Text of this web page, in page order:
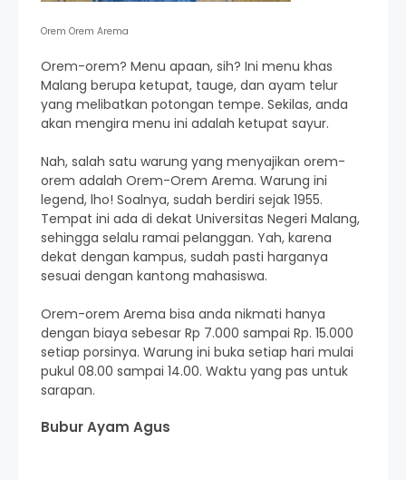
Orem Orem Arema
Orem-orem? Menu apaan, sih? Ini menu khas
Malang berupa ketupat, tauge, dan ayam telur
yang melibatkan potongan tempe. Sekilas, anda
akan mengira menu ini adalah ketupat sayur.
Nah, salah satu warung yang menyajikan orem-
orem adalah Orem-Orem Arema. Warung ini
legend, lho! Soalnya, sudah berdiri sejak 1955.
Tempat ini ada di dekat Universitas Negeri Malang,
sehingga selalu ramai pelanggan. Yah, karena
dekat dengan kampus, sudah pasti harganya
sesuai dengan kantong mahasiswa.
Orem-orem Arema bisa anda nikmati hanya
dengan biaya sebesar Rp 7.000 sampai Rp. 15.000
setiap porsinya. Warung ini buka setiap hari mulai
pukul 08.00 sampai 14.00. Waktu yang pas untuk
sarapan.
Bubur Ayam Agus